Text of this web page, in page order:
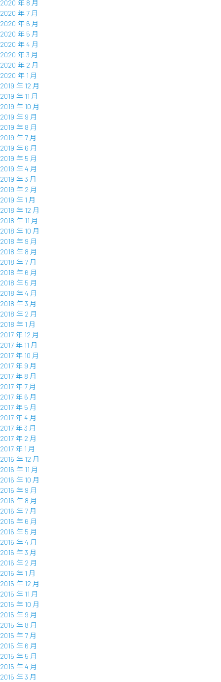
2020 年 8 月
2020 年 7 月
2020 年 6 月
2020 年 5 月
2020 年 4 月
2020 年 3 月
2020 年 2 月
2020 年 1 月
2019 年 12 月
2019 年 11 月
2019 年 10 月
2019 年 9 月
2019 年 8 月
2019 年 7 月
2019 年 6 月
2019 年 5 月
2019 年 4 月
2019 年 3 月
2019 年 2 月
2019 年 1 月
2018 年 12 月
2018 年 11 月
2018 年 10 月
2018 年 9 月
2018 年 8 月
2018 年 7 月
2018 年 6 月
2018 年 5 月
2018 年 4 月
2018 年 3 月
2018 年 2 月
2018 年 1 月
2017 年 12 月
2017 年 11 月
2017 年 10 月
2017 年 9 月
2017 年 8 月
2017 年 7 月
2017 年 6 月
2017 年 5 月
2017 年 4 月
2017 年 3 月
2017 年 2 月
2017 年 1 月
2016 年 12 月
2016 年 11 月
2016 年 10 月
2016 年 9 月
2016 年 8 月
2016 年 7 月
2016 年 6 月
2016 年 5 月
2016 年 4 月
2016 年 3 月
2016 年 2 月
2016 年 1 月
2015 年 12 月
2015 年 11 月
2015 年 10 月
2015 年 9 月
2015 年 8 月
2015 年 7 月
2015 年 6 月
2015 年 5 月
2015 年 4 月
2015 年 3 月